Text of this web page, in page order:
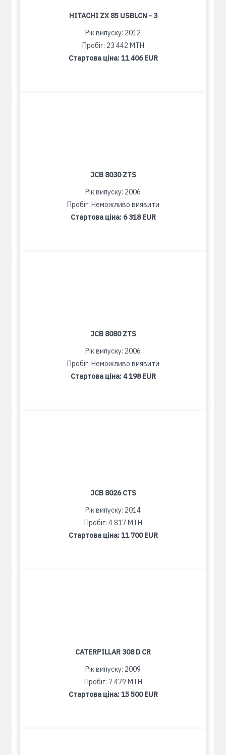
HITACHI ZX 85 USBLCN - 3
Рік випуску: 2012
Пробіг: 23 442 MTH
Стартова ціна:11 406 EUR
JCB 8030 ZTS
Рік випуску: 2006
Пробіг: Неможливо виявити
Стартова ціна: 6 318 EUR
JCB 8080 ZTS
Рік випуску: 2006
Пробіг: Неможливо виявити
Стартова ціна:4 198 EUR
JCB 8026 CTS
Рік випуску: 2014
Пробіг: 4 817 MTH
Стартова ціна:11 700 EUR
CATERPILLAR 308 D CR
Рік випуску: 2009
Пробіг: 7 479 MTH
Стартова ціна:15 500 EUR